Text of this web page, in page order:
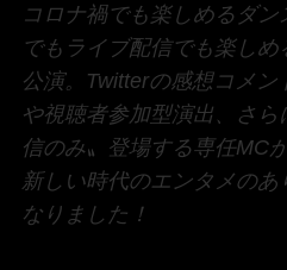
コロナ禍でも楽しめるダ
でもライブ配信でも楽し
公演。Twitterの感想コメ
や視聴者参加型演出、さ
信のみ〟登場する専任MC
新しい時代のエンタメの
なりました！